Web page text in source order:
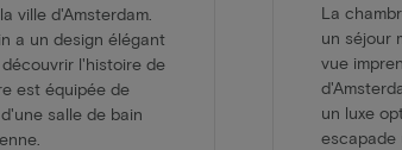
ville d'Amsterdam.
a un design élégant
l'histoire de
est équipée de
salle de bain
La
un séjour
vue
un luxe
escapade